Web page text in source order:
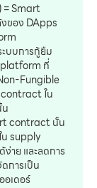
= Smart
ของ DApps
บบการกู้ยืม
platform ที่
Fungible
ใน
น
contract นั้น
น supply
ง่าย และลดการ
การเป็น
อเดอร์